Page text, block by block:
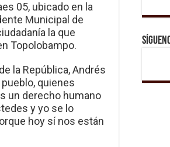
05, ubicado en la
Municipal de
la que
Topolobampo.
la República, Andrés
quienes
un derecho humano
y yo se lo
hoy sí nos están